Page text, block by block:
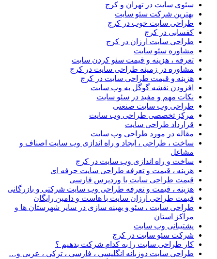
سئوی سایت در تهران و کرج
بهترین شرکت سئو سایت
طراحی سایت خوب در کرج
کفسابی در کرج
طراحی سایت ارزان در کرج
مشاوره سئو سایت
تعرفه ، هزینه و قیمت سئو کردن سایت
مشاوره در زمینه طراحی سایت در کرج
هزینه و قیمت طراحی سایت در کرج
افزودن نقشه گوگل به وب سایت
نکات مهم و مفید در سئو سایت
طراحی وب سایت صنعتی
مرکز تخصصی طراحی وب سایت
قرارداد طراحی سایت
مقاله در مورد طراحی وب سایت
ساخت ، طراحی ، ایجاد و راه اندازی وب سایت اصناف و
مشاغل
ساخت و راه اندازی وب سایت در کرج
هزینه ، قیمت و تعرفه طراحی سایت حرفه ای
قیمت طراحی سایت با وردپرس فارسی
هزینه ، قیمت و تعرفه طراحی وب سایت شرکتی و بازرگانی
قیمت طراحی ارزان سایت با هاست و دامین رایگان
طراحی سایت ، سئو و بهینه سازی در سایر شهرستان ها و
مراکز استان
پشتیبانی وب سایت
شرکت سئو سایت در کرج
کار طراحی سایت را به کدام شرکت بدهیم ؟
طراحی سایت دوزبانه انگلیسی ، فارسی ، ترکی ، عربی و…